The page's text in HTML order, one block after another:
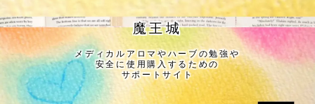
★全種/アロマハーブスパイス基材 プチ辞典ク
イズ＆プチ辞典
★アロマ検定＋αクイズ
魔王城
メディカルアロマやハーブの勉強や
安全に使用購入するための
サポートサイト